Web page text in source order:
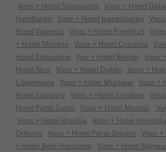
Voos + Hotel Salamanca Voos + Hotel
Hamburgo Voos + Hotel Joanesburgo
Hotel Valencia Voos + Hotel Frankfurt
+ Hotel Mindelo Voos + Hotel Cracóvia
Hotel Estocolmo Voo + Hotel Berlim Voos
Hotel Nice Voos + Hotel Dublin Voos +
Copenhaga Voos + Hotel Munique Voos +
Hotel Salzburg Voos + Hotel Zanzibar
Hotel Porto Santo Voos + Hotel Maceio
Voos + Hotel Brasília Voos + Hotel Honolulu
Orleans Voos + Hotel Porto Seguro Voos
+ Hotel Belo Horizonte Voos + Hotel